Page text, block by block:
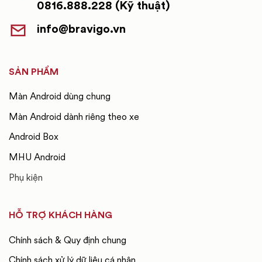
Bên cạnh yếu tố an toàn, phụ kiện ô tô còn mang lại sự tiện
chuyển giúp người dùng lái xe thoải mái và an tâm hơn, đặc
biệt trong những chuyến đi dài hoặc khi di chuyển trong đô
thị chật hẹp.
0816.888.228 (Kỹ thuật)
info@bravigo.vn
SẢN PHẨM
Màn Android dùng chung
Màn Android dành riêng theo xe
Android Box
MHU Android
Phụ kiện
HỖ TRỢ KHÁCH HÀNG
Chính sách & Quy định chung